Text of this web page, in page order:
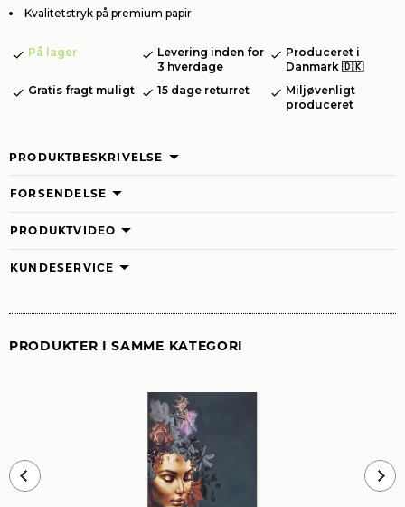
Kvalitetstryk på premium papir
På lager
Levering inden for
3 hverdage
Produceret i
Danmark 🇩🇰
Gratis fragt muligt
15 dage returret
Miljøvenligt
produceret
PRODUKTBESKRIVELSE
FORSENDELSE
PRODUKTVIDEO
KUNDESERVICE
PRODUKTER I SAMME KATEGORI